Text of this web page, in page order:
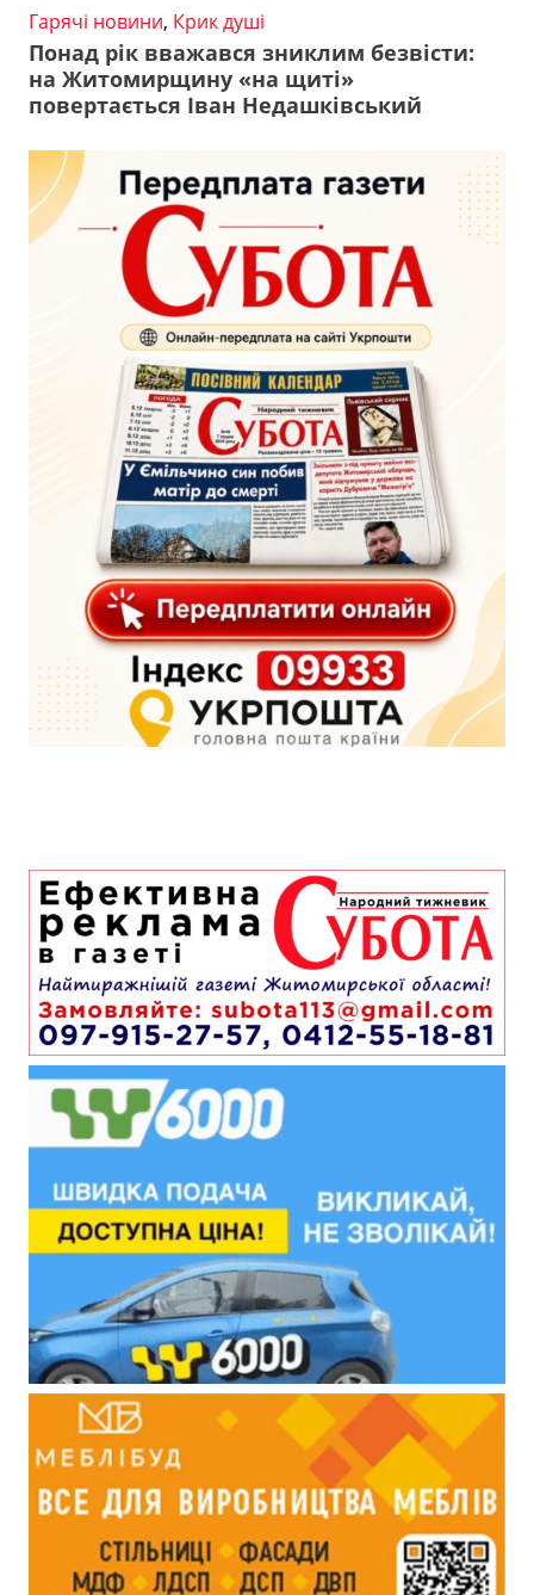
Гарячі новини, Крик душі
Понад рік вважався зниклим безвісти:
на Житомирщину «на щиті»
повертається Іван Недашківський